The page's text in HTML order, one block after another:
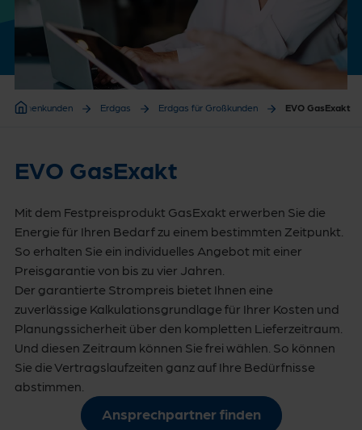
Firmenkunden Erdgas Erdgas für Großkunden EVO GasExakt
EVO GasExakt
Mit dem Festpreisprodukt GasExakt erwerben Sie die
Energie für Ihren Bedarf zu einem bestimmten Zeitpunkt.
So erhalten Sie ein individuelles Angebot mit einer
Preisgarantie von bis zu vier Jahren.
Der garantierte Strompreis bietet Ihnen eine
zuverlässige Kalkulationsgrundlage für Ihrer Kosten und
Planungssicherheit über den kompletten Lieferzeitraum.
Und diesen Zeitraum können Sie frei wählen. So können
Sie die Vertragslaufzeiten ganz auf Ihre Bedürfnisse
abstimmen.
Ansprechpartner finden